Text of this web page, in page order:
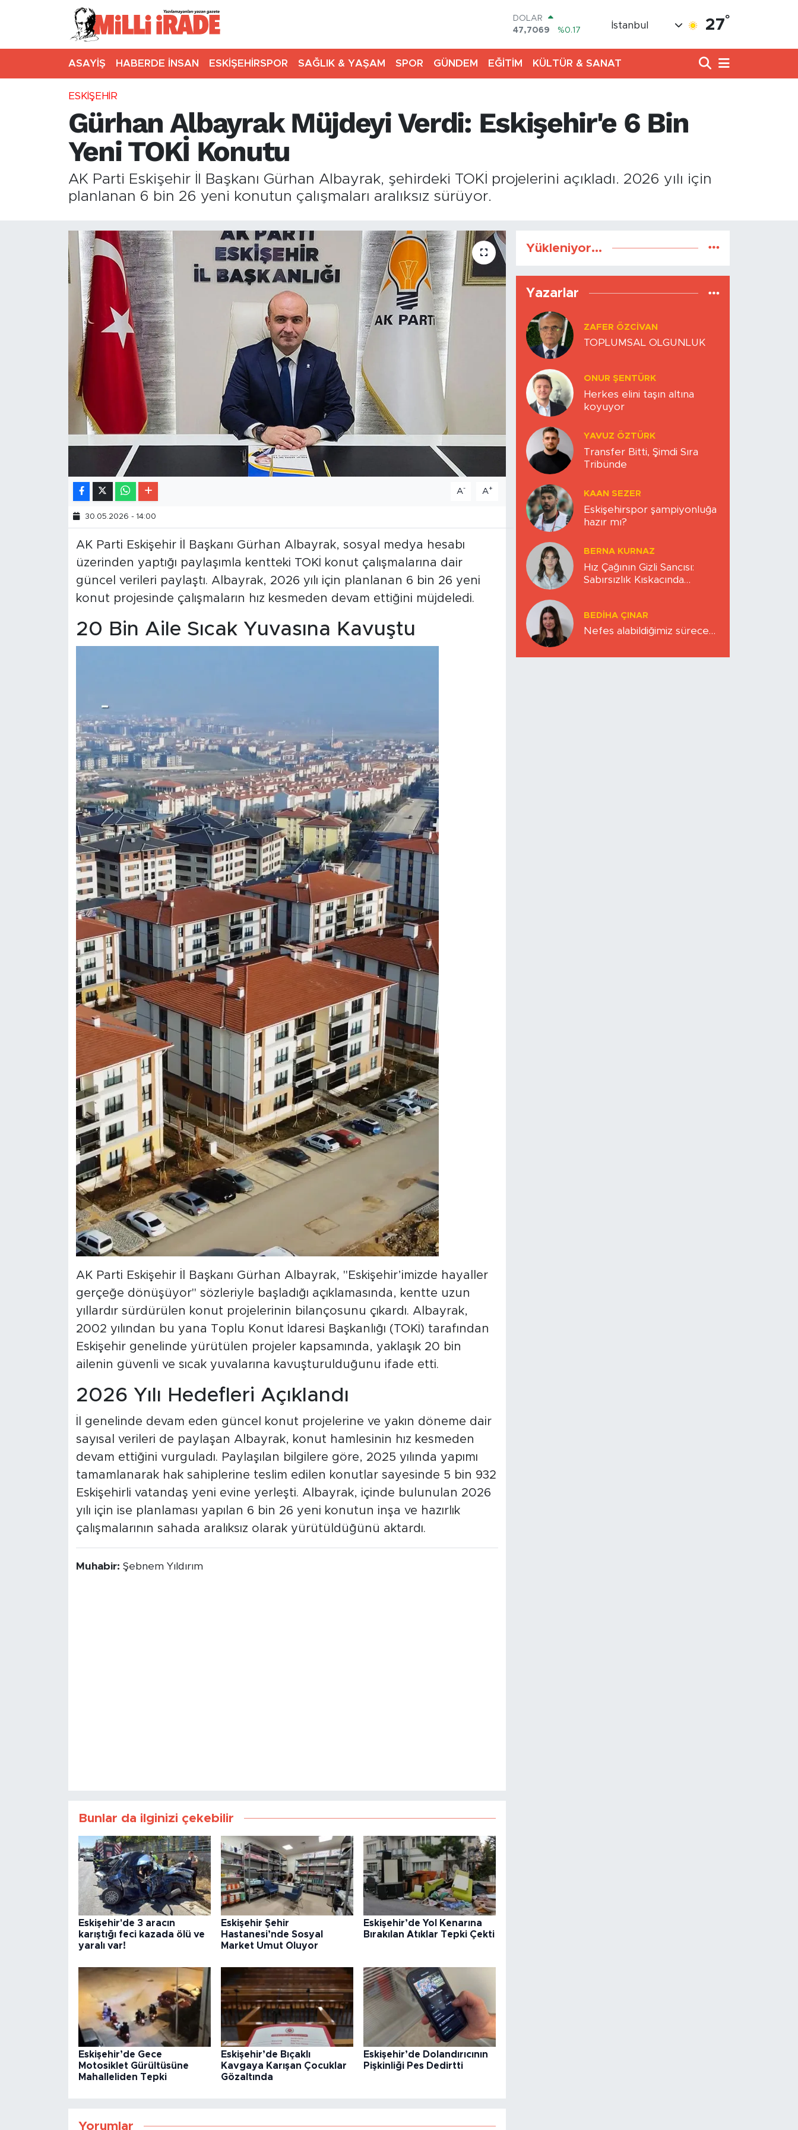
DOLAR
47,7069
%0.17
STERLİN
64,1897
%0.02
BİST100
13.887
%64
BITCOIN
İstanbul 27°
ASAYİŞ HABERDE İNSAN ESKİŞEHİRSPOR SAĞLIK & YAŞAM SPOR GÜNDEM EĞİTİM KÜLTÜR & SANAT
ESKİŞEHİR
Gürhan Albayrak Müjdeyi Verdi: Eskişehir'e 6 Bin
Yeni TOKİ Konutu
AK Parti Eskişehir İl Başkanı Gürhan Albayrak, şehirdeki TOKİ projelerini açıkladı. 2026 yılı için
planlanan 6 bin 26 yeni konutun çalışmaları aralıksız sürüyor.
A- A+
30.05.2026 - 14:00
AK Parti Eskişehir İl Başkanı Gürhan Albayrak, sosyal medya hesabı
üzerinden yaptığı paylaşımla kentteki TOKİ konut çalışmalarına dair
güncel verileri paylaştı. Albayrak, 2026 yılı için planlanan 6 bin 26 yeni
konut projesinde çalışmaların hız kesmeden devam ettiğini müjdeledi.
20 Bin Aile Sıcak Yuvasına Kavuştu
AK Parti Eskişehir İl Başkanı Gürhan Albayrak, "Eskişehir’imizde hayaller
gerçeğe dönüşüyor" sözleriyle başladığı açıklamasında, kentte uzun
yıllardır sürdürülen konut projelerinin bilançosunu çıkardı. Albayrak,
2002 yılından bu yana Toplu Konut İdaresi Başkanlığı (TOKİ) tarafından
Eskişehir genelinde yürütülen projeler kapsamında, yaklaşık 20 bin
ailenin güvenli ve sıcak yuvalarına kavuşturulduğunu ifade etti.
2026 Yılı Hedefleri Açıklandı
İl genelinde devam eden güncel konut projelerine ve yakın döneme dair
sayısal verileri de paylaşan Albayrak, konut hamlesinin hız kesmeden
devam ettiğini vurguladı. Paylaşılan bilgilere göre, 2025 yılında yapımı
tamamlanarak hak sahiplerine teslim edilen konutlar sayesinde 5 bin 932
Eskişehirli vatandaş yeni evine yerleşti. Albayrak, içinde bulunulan 2026
yılı için ise planlaması yapılan 6 bin 26 yeni konutun inşa ve hazırlık
çalışmalarının sahada aralıksız olarak yürütüldüğünü aktardı.
Muhabir: Şebnem Yıldırım
Bunlar da ilginizi çekebilir
Eskişehir'de 3 aracın
karıştığı feci kazada ölü ve
yaralı var!
Eskişehir Şehir
Hastanesi’nde Sosyal
Market Umut Oluyor
Eskişehir’de Yol Kenarına
Bırakılan Atıklar Tepki Çekti
Eskişehir’de Gece
Motosiklet Gürültüsüne
Mahalleliden Tepki
Eskişehir’de Bıçaklı
Kavgaya Karışan Çocuklar
Gözaltında
Eskişehir’de Dolandırıcının
Pişkinliği Pes Dedirtti
Yorumlar
Yükleniyor...
Yazarlar
ZAFER ÖZCIVAN
TOPLUMSAL OLGUNLUK
ONUR ŞENTÜRK
Herkes elini taşın altına
koyuyor
YAVUZ ÖZTÜRK
Transfer Bitti, Şimdi Sıra
Tribünde
KAAN SEZER
Eskişehirspor şampiyonluğa
hazır mı?
BERNA KURNAZ
Hız Çağının Gizli Sancısı:
Sabırsızlık Kıskacında
BEDIHA ÇINAR
Nefes alabildiğimiz sürece…